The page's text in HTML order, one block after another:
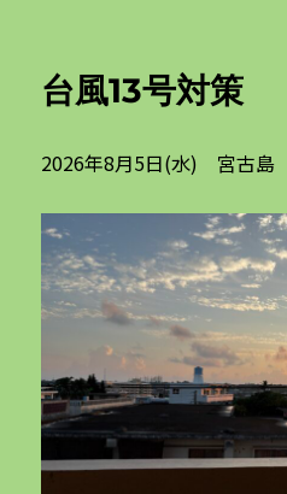
ー
台風13号対策
2026年8月5日(水) 宮古島